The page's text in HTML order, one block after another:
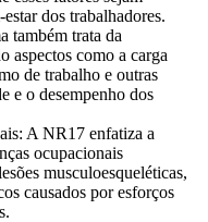
dos trabalhadores.
também trata da
aspectos como a carga
de trabalho e outras
e o desempenho dos
A NR17 enfatiza a
ocupacionais
musculoesqueléticas,
causados por esforços